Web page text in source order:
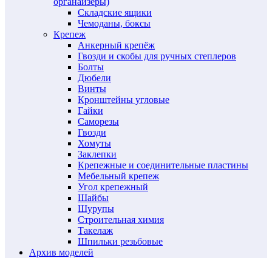
Складские ящики
Чемоданы, боксы
Крепеж
Анкерный крепёж
Гвозди и скобы для ручных степлеров
Болты
Дюбели
Винты
Кронштейны угловые
Гайки
Саморезы
Гвозди
Хомуты
Заклепки
Крепежные и соединительные пластины
Мебельный крепеж
Угол крепежный
Шайбы
Шурупы
Строительная химия
Такелаж
Шпильки резьбовые
Архив моделей